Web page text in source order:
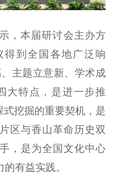
，本届研讨会主办方
到全国各地广泛响
主题立意新、学术成
大特点，是进一步推
式挖掘的重要契机，是
区与香山革命历史双
，是为全国文化中心
有益实践。